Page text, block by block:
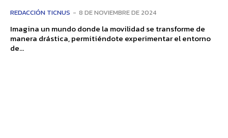
REDACCIÓN TICNUS - 8 DE NOVIEMBRE DE 2024
Imagina un mundo donde la movilidad se transforme de
manera drástica, permitiéndote experimentar el entorno
de...